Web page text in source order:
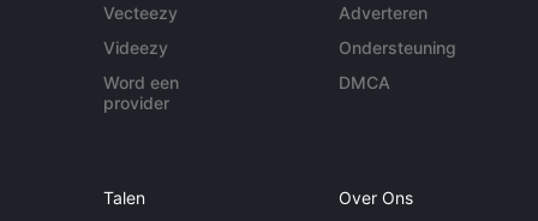
Vecteezy
Videezy
Word een
provider
Adverteren
Ondersteuning
DMCA
Talen Over Ons